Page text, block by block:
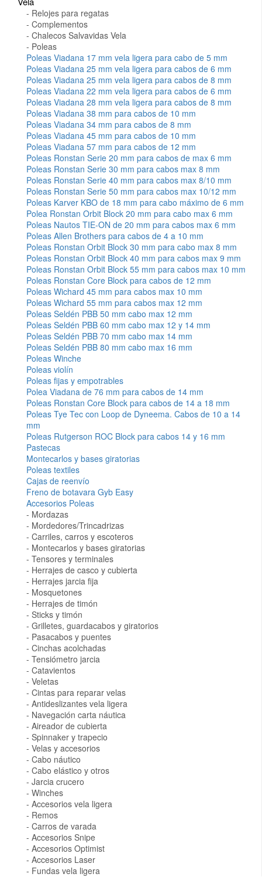
Relojes para regatas
Complementos
Chalecos Salvavidas Vela
Poleas
Poleas Viadana 17 mm vela ligera para cabo de 5 mm
Poleas Viadana 25 mm vela ligera para cabos de 6 mm
Poleas Viadana 25 mm vela ligera para cabos de 8 mm
Poleas Viadana 22 mm vela ligera para cabos de 6 mm
Poleas Viadana 28 mm vela ligera para cabos de 8 mm
Poleas Viadana 38 mm para cabos de 10 mm
Poleas Viadana 34 mm para cabos de 8 mm
Poleas Viadana 45 mm para cabos de 10 mm
Poleas Viadana 57 mm para cabos de 12 mm
Poleas Ronstan Serie 20 mm para cabos de max 6 mm
Poleas Ronstan Serie 30 mm para cabos max 8 mm
Poleas Ronstan Serie 40 mm para cabos max 8/10 mm
Poleas Ronstan Serie 50 mm para cabos max 10/12 mm
Poleas Karver KBO de 18 mm para cabo máximo de 6 mm
Polea Ronstan Orbit Block 20 mm para cabo max 6 mm
Poleas Nautos TIE-ON de 20 mm para cabos max 6 mm
Poleas Allen Brothers para cabos de 4 a 10 mm
Poleas Ronstan Orbit Block 30 mm para cabo max 8 mm
Poleas Ronstan Orbit Block 40 mm para cabos max 9 mm
Poleas Ronstan Orbit Block 55 mm para cabos max 10 mm
Poleas Ronstan Core Block para cabos de 12 mm
Poleas Wichard 45 mm para cabos max 10 mm
Poleas Wichard 55 mm para cabos max 12 mm
Poleas Seldén PBB 50 mm cabo max 12 mm
Poleas Seldén PBB 60 mm cabo max 12 y 14 mm
Poleas Seldén PBB 70 mm cabo max 14 mm
Poleas Seldén PBB 80 mm cabo max 16 mm
Poleas Winche
Poleas violín
Poleas fijas y empotrables
Polea Viadana de 76 mm para cabos de 14 mm
Poleas Ronstan Core Block para cabos de 14 a 18 mm
Poleas Tye Tec con Loop de Dyneema. Cabos de 10 a 14
mm
Poleas Rutgerson ROC Block para cabos 14 y 16 mm
Pastecas
Montecarlos y bases giratorias
Poleas textiles
Cajas de reenvío
Freno de botavara Gyb Easy
Accesorios Poleas
Mordazas
Mordedores/Trincadrizas
Carriles, carros y escoteros
Montecarlos y bases giratorias
Tensores y terminales
Herrajes de casco y cubierta
Herrajes jarcia fija
Mosquetones
Herrajes de timón
Sticks y timón
Grilletes, guardacabos y giratorios
Pasacabos y puentes
Cinchas acolchadas
Tensiómetro jarcia
Catavientos
Veletas
Cintas para reparar velas
Antideslizantes vela ligera
Navegación carta náutica
Aireador de cubierta
Spinnaker y trapecio
Velas y accesorios
Cabo náutico
Cabo elástico y otros
Jarcia crucero
Winches
Accesorios vela ligera
Remos
Carros de varada
Accesorios Snipe
Accesorios Optimist
Accesorios Laser
Fundas vela ligera